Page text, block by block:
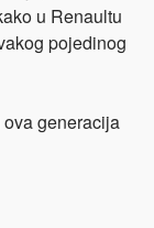
u Renaultu
pojedinog
generacija